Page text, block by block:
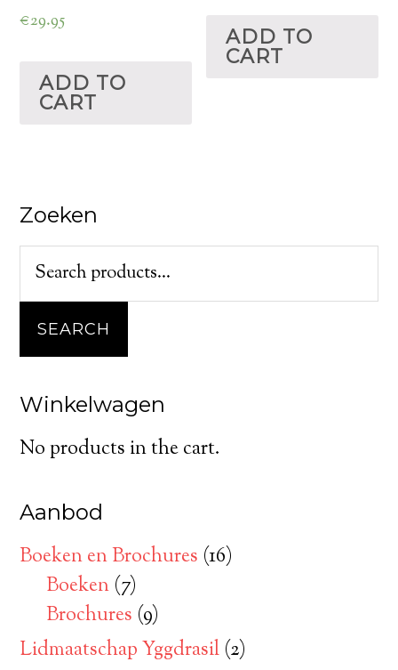
€29.95
ADD TO
CART
ADD TO
CART
Zoeken
SEARCH
Winkelwagen
No products in the cart.
Aanbod
Boeken en Brochures (16)
Boeken (7)
Brochures (9)
Lidmaatschap Yggdrasil (2)